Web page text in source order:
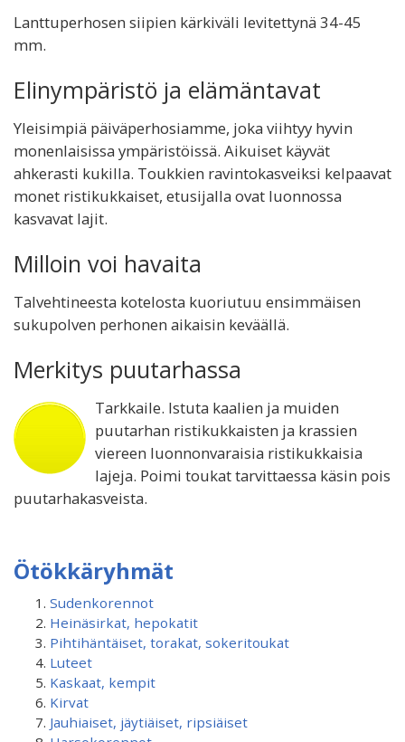
Lanttuperhosen siipien kärkiväli levitettynä 34-45
mm.
Elinympäristö ja elämäntavat
Yleisimpiä päiväperhosiamme, joka viihtyy hyvin
monenlaisissa ympäristöissä. Aikuiset käyvät
ahkerasti kukilla. Toukkien ravintokasveiksi kelpaavat
monet ristikukkaiset, etusijalla ovat luonnossa
kasvavat lajit.
Milloin voi havaita
Talvehtineesta kotelosta kuoriutuu ensimmäisen
sukupolven perhonen aikaisin keväällä.
Merkitys puutarhassa
Tarkkaile. Istuta kaalien ja muiden
puutarhan ristikukkaisten ja krassien
viereen luonnonvaraisia ristikukkaisia
lajeja. Poimi toukat tarvittaessa käsin pois
puutarhakasveista.
Ötökkäryhmät
Sudenkorennot
Heinäsirkat, hepokatit
Pihtihäntäiset, torakat, sokeritoukat
Luteet
Kaskaat, kempit
Kirvat
Jauhiaiset, jäytiäiset, ripsiäiset